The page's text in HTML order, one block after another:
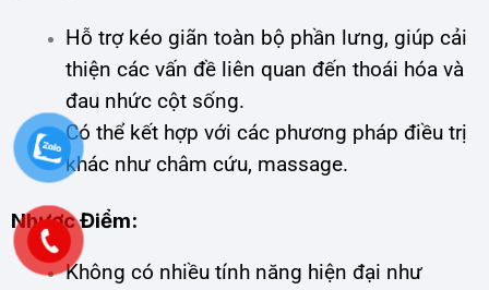
Hỗ trợ kéo giãn toàn bộ phần lưng, giúp cải
thiện các vấn đề liên quan đến thoái hóa và
đau nhức cột sống.
Có thể kết hợp với các phương pháp điều trị
khác như châm cứu, massage.
Nhược Điểm:
Không có nhiều tính năng hiện đại như